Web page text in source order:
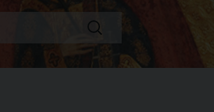
Ricerca
per: